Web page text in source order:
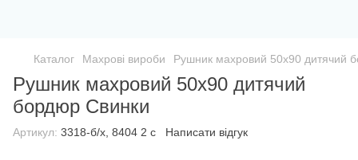
Каталог Махрові вироби Рушник махровий 50х90 дитячий
Рушник махровий 50х90 дитячий
бордюр Свинки
Артикул: 3318-б/х, 8404 2 с Написати відгук